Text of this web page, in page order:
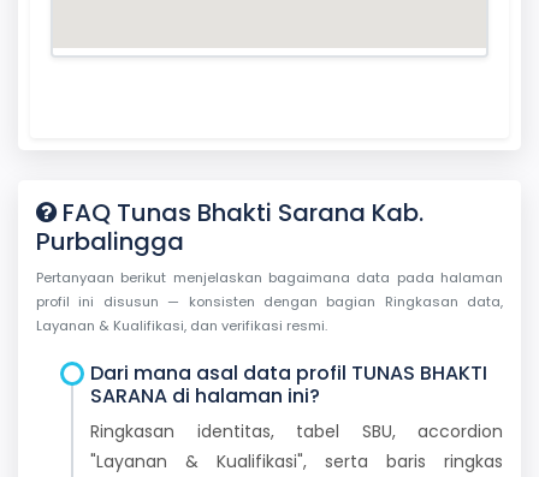
FAQ Tunas Bhakti Sarana Kab.
Purbalingga
Pertanyaan berikut menjelaskan bagaimana data pada halaman
profil ini disusun — konsisten dengan bagian Ringkasan data,
Layanan & Kualifikasi, dan verifikasi resmi.
Dari mana asal data profil TUNAS BHAKTI
SARANA di halaman ini?
Ringkasan identitas, tabel SBU, accordion
"Layanan & Kualifikasi", serta baris ringkas